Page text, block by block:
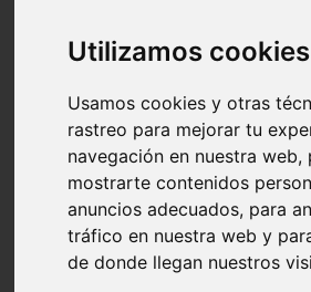
Utilizamos cookies
Usamos cookies y otras
rastreo para mejorar tu
navegación en nuestra web,
mostrarte contenidos
anuncios adecuados, para
tráfico en nuestra web y
de donde llegan nuestros
Teruel - sarrión
Cádiz - algodonales
Madrid - madrid
Asturias - oviedo
Cádiz - el-puerto-de-santa-maría
Asturias - aller
álava - vitoria-gasteiz
Málaga - marbella
Zaragoza - zaragoza
Barcelona - barcelona